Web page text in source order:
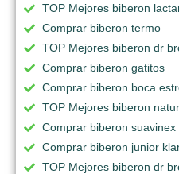
TOP Mejores biberon
Comprar biberon termo
TOP Mejores biberon dr
Comprar biberon gatitos
Comprar biberon boca
TOP Mejores biberon
Comprar biberon suavinex
Comprar biberon junior
TOP Mejores biberon dr